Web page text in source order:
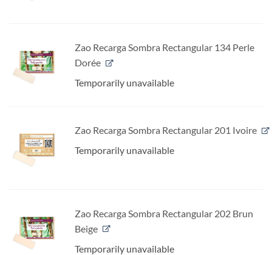
Zao Recarga Sombra Rectangular 134 Perle
Dorée
Temporarily unavailable
Zao Recarga Sombra Rectangular 201 Ivoire
Temporarily unavailable
Zao Recarga Sombra Rectangular 202 Brun
Beige
Temporarily unavailable